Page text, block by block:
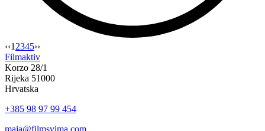
“Film
svima
2024
—
UGIN
28.9.2024”
‹‹1 2345››
Filmaktiv
Korzo 28/1
Rijeka 51000
Hrvatska
+385 98 97 99 454